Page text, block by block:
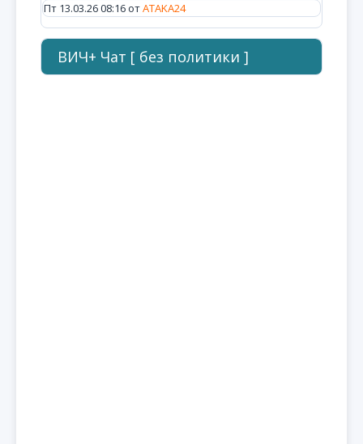
Пт 13.03.26 08:16 отATAKA24
ВИЧ+ Чат [ без политики ]